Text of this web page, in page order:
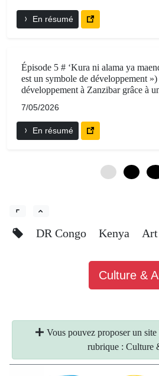
En résumé
Épisode 5 # ‘Kura ni alama ya
est un symbole de développement
développement à Zanzibar grâce à
7/05/2026
En résumé
DR Congo Kenya Art
Culture &
Vous pouvez proposer un site
rubrique : Culture